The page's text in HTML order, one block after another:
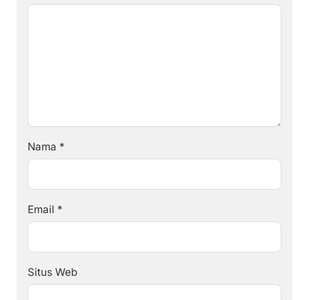
Nama *
Email *
Situs Web